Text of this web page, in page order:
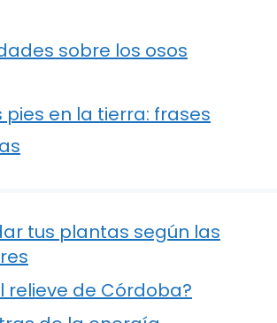
sobre los osos
pies en la tierra: frases
tus plantas según las
relieve de Córdoba?